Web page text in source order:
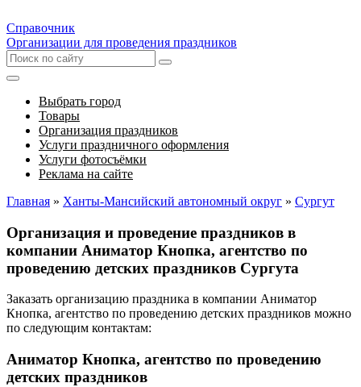
Справочник
Организации для проведения праздников
Выбрать город
Товары
Организация праздников
Услуги праздничного оформления
Услуги фотосъёмки
Реклама на сайте
Главная » Ханты-Мансийский автономный округ » Сургут
Организация и проведение праздников в
компании Аниматор Кнопка, агентство по
проведению детских праздников Сургута
Заказать организацию праздника в компании Аниматор
Кнопка, агентство по проведению детских праздников можно
по следующим контактам:
Аниматор Кнопка, агентство по проведению
детских праздников